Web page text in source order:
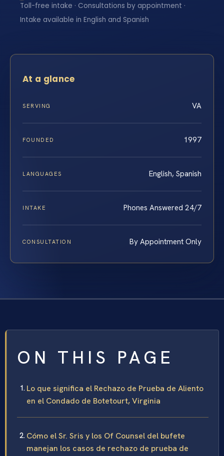
Toll-free intake · Consultations by appointment ·
Intake available in English and Spanish
At a glance
SERVING VA
FOUNDED 1997
LANGUAGES English, Spanish
INTAKE Phones Answered 24/7
CONSULTATION By Appointment Only
ON THIS PAGE
Lo que significa el Rechazo de Prueba de Aliento
en el Condado de Botetourt, Virginia
Cómo el Sr. Sris y los Of Counsel del bufete
manejan los casos de rechazo de prueba de